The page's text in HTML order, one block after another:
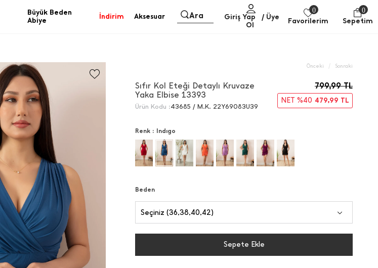
Büyük Beden
Abiye
İndirim Aksesuar Ara Giriş Yap
/ Üye
Ol
0
Favorilerim
0
Sepetim
Önceki / Sonraki
Sıfır Kol Eteği Detaylı Kruvaze
Yaka Elbise 13393
Ürün Kodu :43685 / M.K. 22Y69083U39
799,99TL
NET %40 479,99 TL
Renk : Indıgo
Beden
Seçiniz (36,38,40,42)
Sepete Ekle